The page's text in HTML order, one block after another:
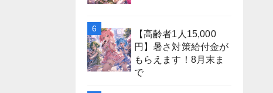
【高齢者1人15,000
円】暑さ対策給付金が
もらえます！8月末ま
で